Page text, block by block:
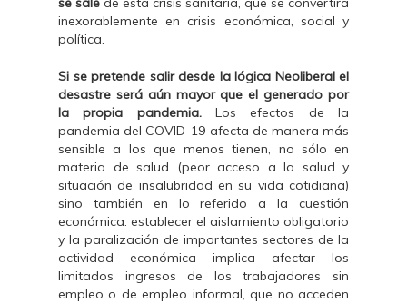
inexorablemente en crisis económica, social y
política.
Si se pretende salir desde la lógica Neoliberal el
desastre será aún mayor que el generado por
la propia pandemia.Los efectos de la
pandemia del COVID-19 afecta de manera más
sensible a los que menos tienen, no sólo en
materia de salud (peor acceso a la salud y
situación de insalubridad en su vida cotidiana)
sino también en lo referido a la cuestión
económica: establecer el aislamiento obligatorio
y la paralización de importantes sectores de la
actividad económica implica afectar los
limitados ingresos de los trabajadores sin
empleo o de empleo informal, que no acceden